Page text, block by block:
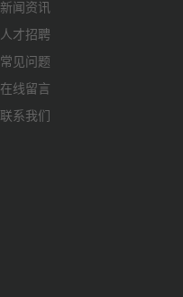
新闻资讯
人才招聘
常见问题
在线留言
联系我们